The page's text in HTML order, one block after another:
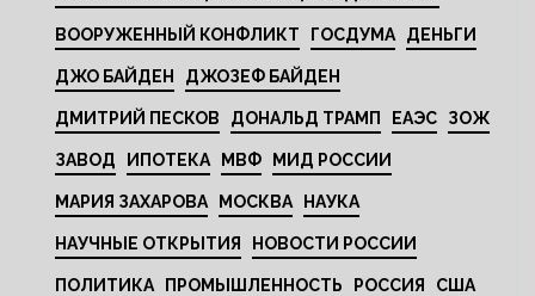
ВООРУЖЕННЫЙ КОНФЛИКТ ГОСДУМА ДЕНЬГИ
ДЖО БАЙДЕН ДЖОЗЕФ БАЙДЕН
ДМИТРИЙ ПЕСКОВ ДОНАЛЬД ТРАМП ЕАЭС ЗОЖ
ЗАВОД ИПОТЕКА МВФ МИД РОССИИ
МАРИЯ ЗАХАРОВА МОСКВА НАУКА
НАУЧНЫЕ ОТКРЫТИЯ НОВОСТИ РОССИИ
ПОЛИТИКА ПРОМЫШЛЕННОСТЬ РОССИЯ США